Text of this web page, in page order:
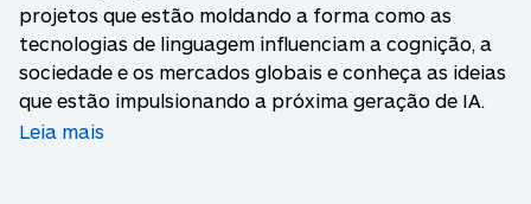
projetos que estão moldando a forma como as
tecnologias de linguagem influenciam a cognição, a
sociedade e os mercados globais e conheça as ideias
que estão impulsionando a próxima geração de IA.
Leia mais